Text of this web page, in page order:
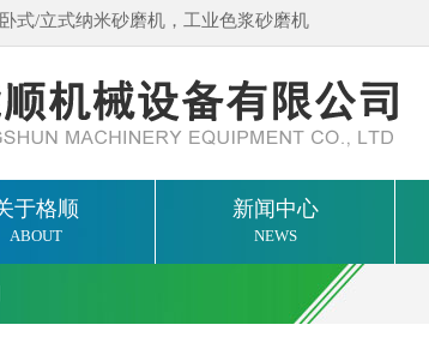
式/立式纳米砂磨机，工业色浆砂磨机
于格顺
ABOUT
新闻中心
NEWS